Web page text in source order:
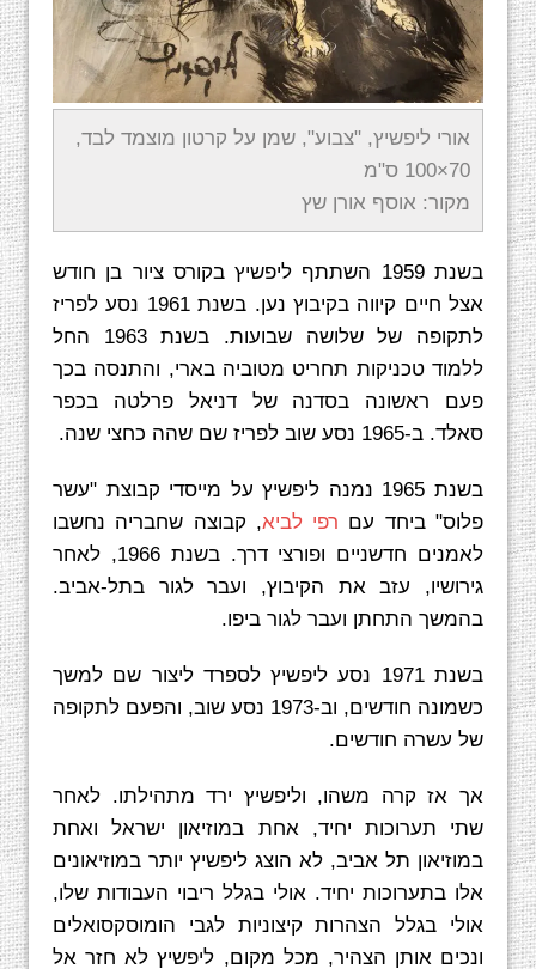
אורי ליפשיץ, "צבוע", שמן על קרטון מוצמד לבד,
70×100 ס"מ
מקור: אוסף אורן שץ
בשנת 1959 השתתף ליפשיץ בקורס ציור בן חודש
אצל חיים קיווה בקיבוץ נען. בשנת 1961 נסע לפריז
לתקופה של שלושה שבועות. בשנת 1963 החל
ללמוד טכניקות תחריט מטוביה בארי, והתנסה בכך
פעם ראשונה בסדנה של דניאל פרלטה בכפר
סאלד. ב-1965 נסע שוב לפריז שם שהה כחצי שנה.
בשנת 1965 נמנה ליפשיץ על מייסדי קבוצת "עשר
פלוס" ביחד עם רפי לביא, קבוצה שחבריה נחשבו
לאמנים חדשניים ופורצי דרך. בשנת 1966, לאחר
גירושיו, עזב את הקיבוץ, ועבר לגור בתל-אביב.
בהמשך התחתן ועבר לגור ביפו.
בשנת 1971 נסע ליפשיץ לספרד ליצור שם למשך
כשמונה חודשים, וב-1973 נסע שוב, והפעם לתקופה
של עשרה חודשים.
אך אז קרה משהו, וליפשיץ ירד מתהילתו. לאחר
שתי תערוכות יחיד, אחת במוזיאון ישראל ואחת
במוזיאון תל אביב, לא הוצג ליפשיץ יותר במוזיאונים
אלו בתערוכות יחיד. אולי בגלל ריבוי העבודות שלו,
אולי בגלל הצהרות קיצוניות לגבי הומוסקסואלים
ונכים אותן הצהיר, מכל מקום, ליפשיץ לא חזר אל